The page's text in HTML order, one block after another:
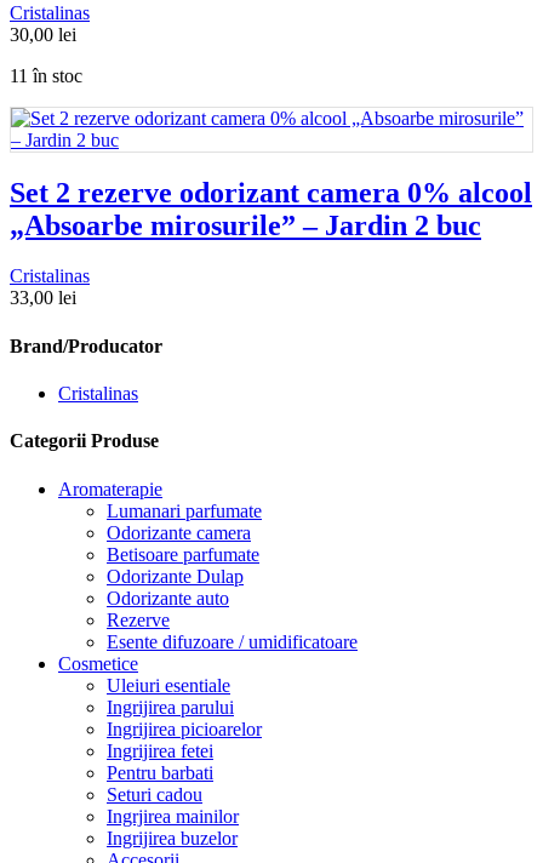
Cristalinas
30,00 lei
11 în stoc
Set 2 rezerve odorizant camera 0% alcool
„Absoarbe mirosurile” – Jardin 2 buc
Cristalinas
33,00 lei
Brand/Producator
Cristalinas
Categorii Produse
Aromaterapie
Lumanari parfumate
Odorizante camera
Betisoare parfumate
Odorizante Dulap
Odorizante auto
Rezerve
Esente difuzoare / umidificatoare
Cosmetice
Uleiuri esentiale
Ingrijirea parului
Ingrijirea picioarelor
Ingrijirea fetei
Pentru barbati
Seturi cadou
Ingrjirea mainilor
Ingrijirea buzelor